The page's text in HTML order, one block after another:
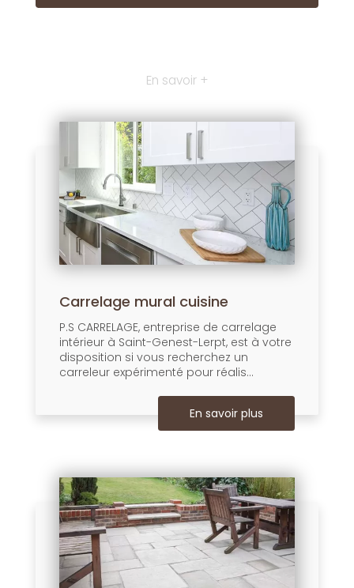
En savoir +
Carrelage mural cuisine
P.S CARRELAGE, entreprise de carrelage
intérieur à Saint-Genest-Lerpt, est à votre
disposition si vous recherchez un
carreleur expérimenté pour réalis...
En savoir plus